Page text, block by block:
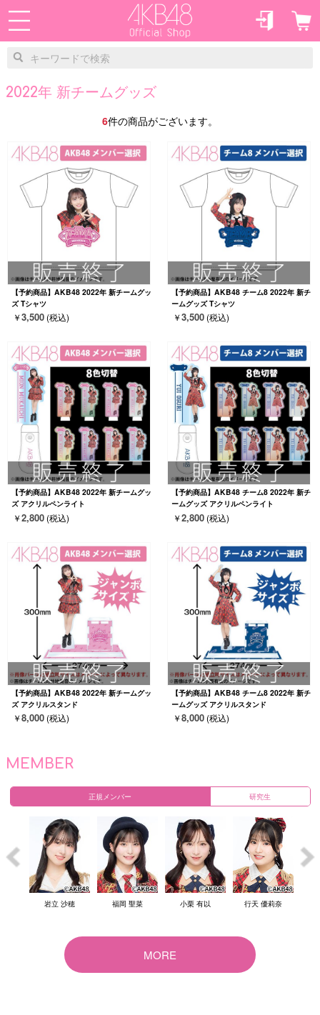
2022年 新チームグッズ
6件の商品がございます。
【予約商品】AKB48 2022年 新チームグッ
ズ Tシャツ
￥3,500(税込)
【予約商品】AKB48 チーム8 2022年 新チ
ームグッズ Tシャツ
￥3,500(税込)
【予約商品】AKB48 2022年 新チームグッ
ズ アクリルペンライト
￥2,800(税込)
【予約商品】AKB48 チーム8 2022年 新チ
ームグッズ アクリルペンライト
￥2,800(税込)
【予約商品】AKB48 2022年 新チームグッ
ズ アクリルスタンド
￥8,000(税込)
【予約商品】AKB48 チーム8 2022年 新チ
ームグッズ アクリルスタンド
￥8,000(税込)
MEMBER
正規メンバー 研究生
岩立 沙穂 福岡 聖菜 小栗 有以 行天 優莉奈
MORE